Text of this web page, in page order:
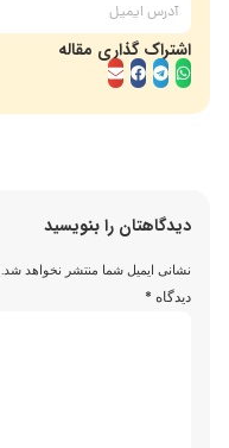
اشتراک گذاری مقاله
دیدگاهتان را بنویسید
نشانی ایمیل شما منتشر نخواهد شد.
دیدگاه *